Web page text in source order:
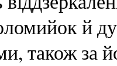
й
також за